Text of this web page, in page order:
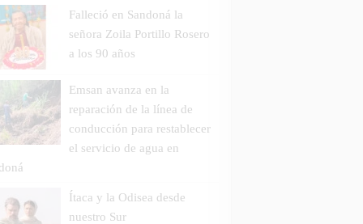
Falleció en Sandoná la
señora Zoila Portillo Rosero
a los 90 años
Emsan avanza en la
reparación de la línea de
conducción para restablecer
el servicio de agua en
Ítaca y la Odisea desde
nuestro Sur